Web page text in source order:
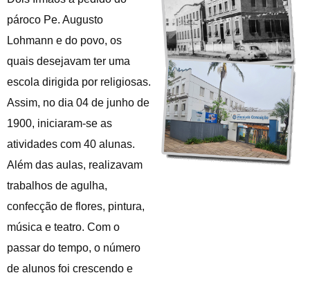
pároco Pe. Augusto
Lohmann e do povo, os
quais desejavam ter uma
escola dirigida por religiosas.
Assim, no dia 04 de junho de
1900, iniciaram-se as
atividades com 40 alunas.
Além das aulas, realizavam
trabalhos de agulha,
confecção de flores, pintura,
música e teatro. Com o
passar do tempo, o número
de alunos foi crescendo e